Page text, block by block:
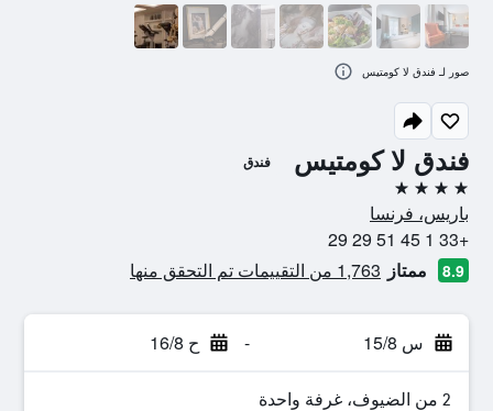
فندق لا كومتيس فندق
4 نجوم
باريس، فرنسا
+33 1 45 51 29 29
8.9 ممتاز 1,763 من التقييمات تم التحقق منها
س 15/8 - ح 16/8
2 من الضيوف، غرفة واحدة
صور لـ فندق لا كومتيس